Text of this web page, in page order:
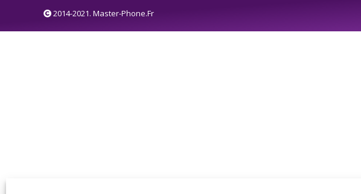
2014-2021. Master-Phone.Fr